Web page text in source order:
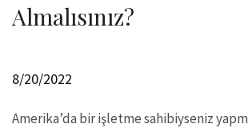
Almalısınız?
8/20/2022
Amerika’da bir işletme sahibiyseniz